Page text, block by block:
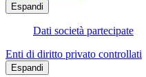
Espandi
Dati società partecipate
Enti di diritto privato controllati
Espandi